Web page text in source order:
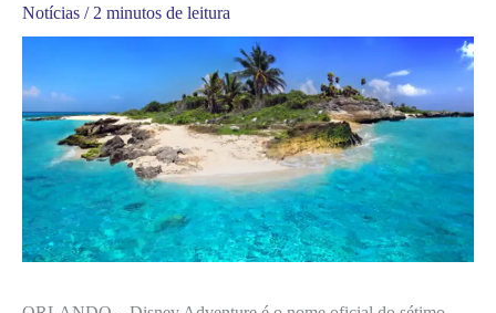
Notícias / 2 minutos de leitura